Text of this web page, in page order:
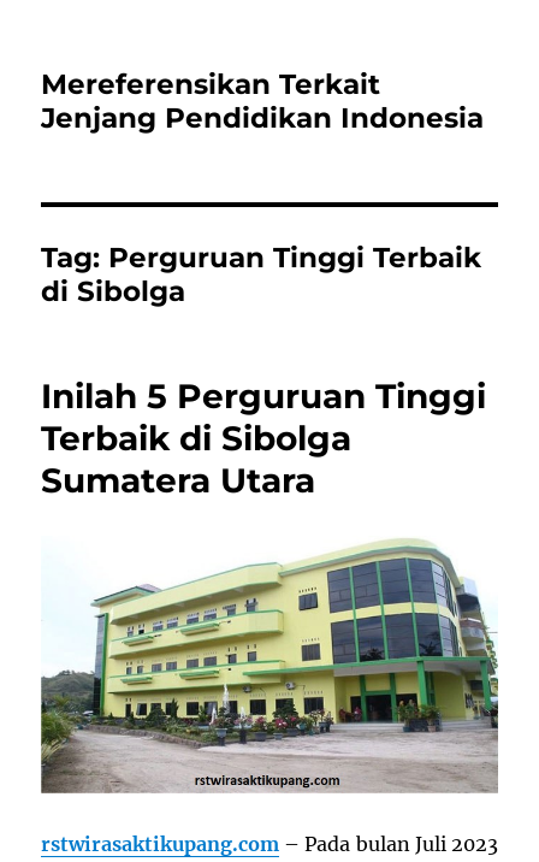
Mereferensikan Terkait
Jenjang Pendidikan Indonesia
Tag: Perguruan Tinggi Terbaik
di Sibolga
Inilah 5 Perguruan Tinggi
Terbaik di Sibolga
Sumatera Utara
rstwirasaktikupang.com – Pada bulan Juli 2023